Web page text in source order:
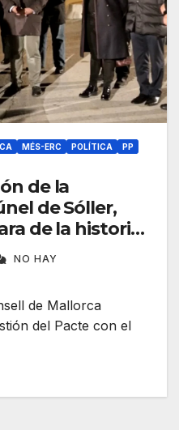
MÉS-ERC POLÍTICA
PP
de la
de Sóller,
de la historia
NO HAY
de Mallorca
del Pacte con el